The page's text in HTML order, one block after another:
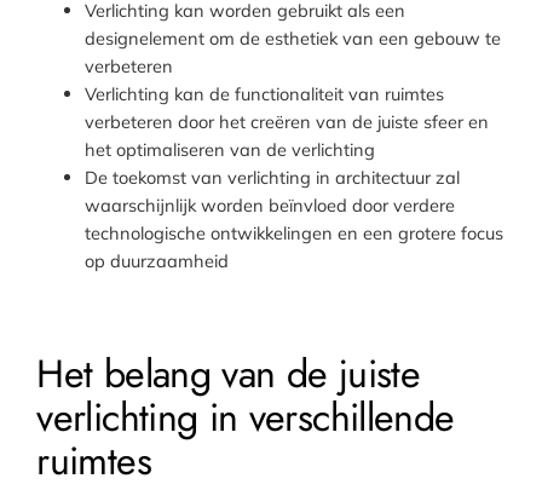
Verlichting kan worden gebruikt als een
designelement om de esthetiek van een gebouw te
verbeteren
Verlichting kan de functionaliteit van ruimtes
verbeteren door het creëren van de juiste sfeer en
het optimaliseren van de verlichting
De toekomst van verlichting in architectuur zal
waarschijnlijk worden beïnvloed door verdere
technologische ontwikkelingen en een grotere focus
op duurzaamheid
Het belang van de juiste
verlichting in verschillende
ruimtes